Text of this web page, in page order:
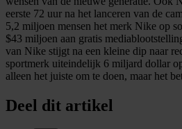
eerste 72 uur na het lanceren van de
5,2 miljoen mensen het merk Nike op
$43 miljoen aan gratis
van Nike stijgt na een kleine dip naar
sportmerk uiteindelijk 6 miljard dollar
alleen het juiste om te doen, maar het
Deel dit artikel